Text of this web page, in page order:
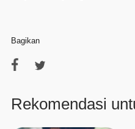
Bagikan
Rekomendasi